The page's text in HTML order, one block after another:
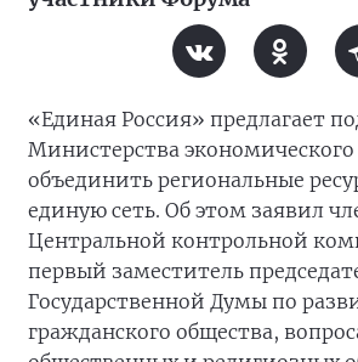
«Единая Россия» предлагает
Министерства
объединить региональные
единую сеть. Об этом заявил
Центральной контрольной
первый заместитель
Государственной Думы по
гражданского общества,